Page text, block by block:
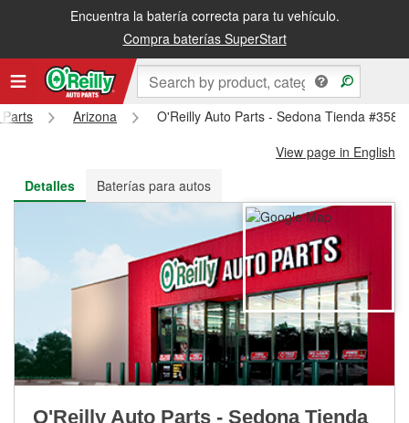
Encuentra la batería correcta para tu vehículo.
Compra baterías SuperStart
Recibe tu orden gratis al día siguiente o recógela en la tienda
Arizona
O'Reilly Auto Parts - Sedona Tienda #3588
View page in English
Detalles
Baterías para autos
O'Reilly Auto Parts - Sedona Tienda